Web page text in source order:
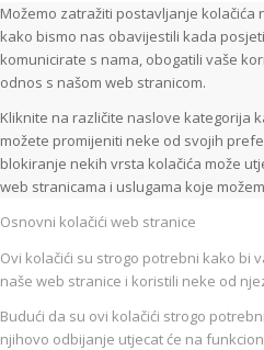
Možemo zatražiti postavljanje kolačića
kako bismo nas obavijestili kada
komunicirate s nama, obogatili vaše
odnos s našom web stranicom.
Kliknite na različite naslove kategorija
možete promijeniti neke od svojih
blokiranje nekih vrsta kolačića može
web stranicama i uslugama koje
Osnovni kolačići web stranice
Ovi kolačići su strogo potrebni kako bi
naše web stranice i koristili neke od
Budući da su ovi kolačići strogo
njihovo odbijanje utjecat će na